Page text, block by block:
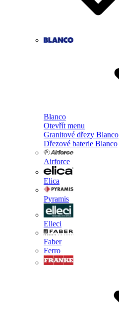
Blanco
Otevřít menu
Granitové dřezy Blanco
Dřezové baterie Blanco
Airforce
Elica
Pyramis
Elleci
Faber
Ferro